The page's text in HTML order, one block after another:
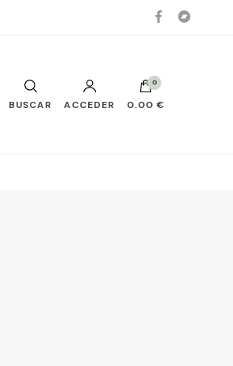
BUSCAR ACCEDER
0
0.00 €